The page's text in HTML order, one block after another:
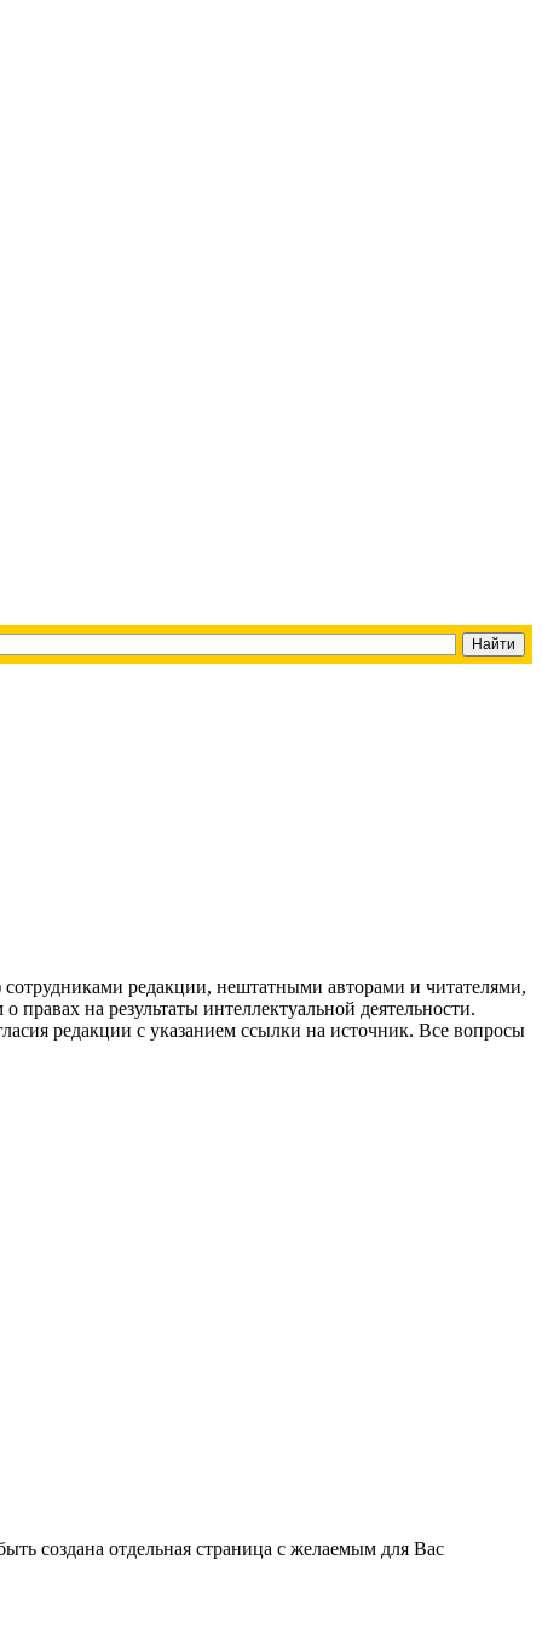
редакции, нештатными авторами и читателями,
на результаты интеллектуальной деятельности.
редакции с указанием ссылки на источник. Все вопросы
создана отдельная страница с желаемым для Вас